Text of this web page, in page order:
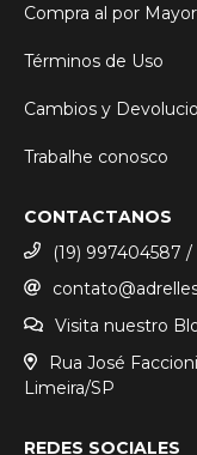
Compra al por Mayor
Términos de Uso
Cambios y
Trabalhe conosco
CONTACTANOS
(19) 997404587 /
Visita nuestro
Rua José
Limeira/SP
REDES SOCIALES